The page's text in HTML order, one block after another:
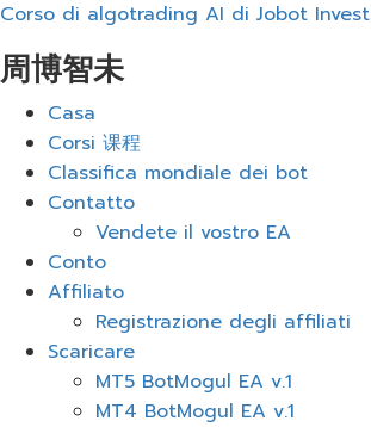
Corso di algotrading AI di Jobot Invest
周博智未
MenuCasa
Corsi 课程
Classifica mondiale dei bot
Contatto
Vendete il vostro EA
Conto
Affiliato
Registrazione degli affiliati
Scaricare
MT5 BotMogul EA v.1
MT4 BotMogul EA v.1